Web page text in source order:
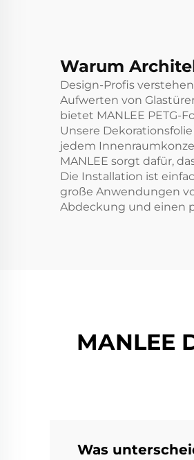
Warum
Design-Profis
Aufwerten von
bietet MANLEE PETG-
Unsere
jedem
MANLEE sorgt dafür,
Die Installation ist
große Anwendungen
Abdeckung und einen
MANLEE
Was